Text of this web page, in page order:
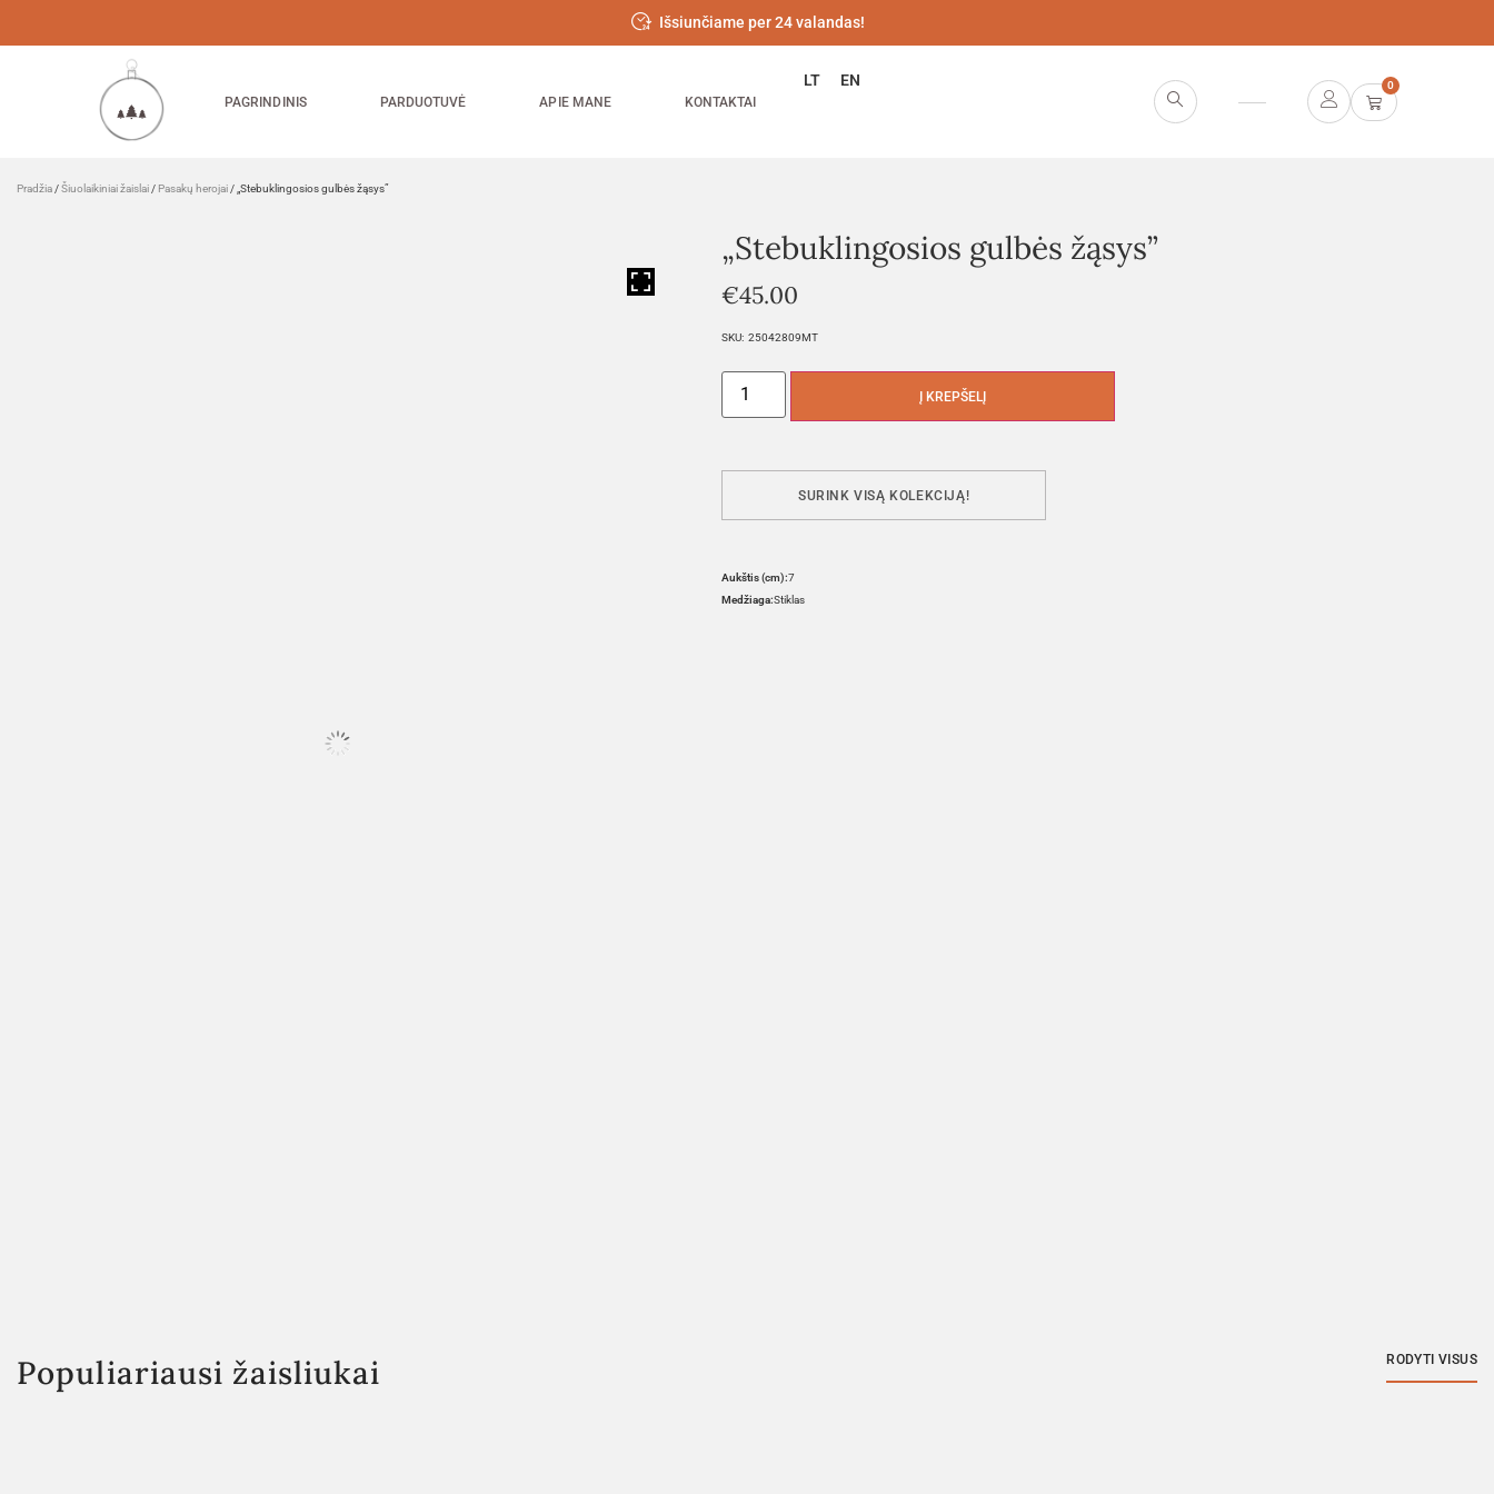
Išsiunčiame per 24 valandas!
PAGRINDINIS PARDUOTUVĖ APIE MANE KONTAKTAI
LT EN 0
Pradžia /Šiuolaikiniai žaislai / Pasakų herojai / „Stebuklingosios gulbės žąsys”
„Stebuklingosios gulbės žąsys”
€45.00
SKU: 25042809MT
Į KREPŠELĮ
SURINK VISĄ KOLEKCIJĄ!
Aukštis (cm):7
Medžiaga:Stiklas
Populiariausi žaisliukai RODYTI VISUS